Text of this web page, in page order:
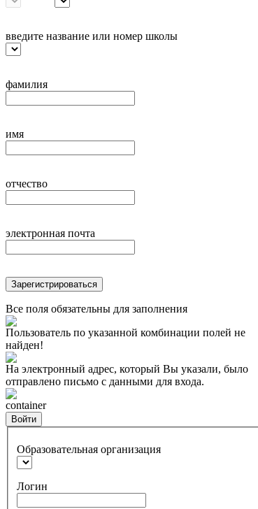
введите название или номер школы
фамилия
имя
отчество
электронная почта
Зарегистрироваться
Все поля обязательны для заполнения
Пользователь по указанной комбинации полей не
найден!
На электронный адрес, который Вы указали, было
отправлено письмо с данными для входа.
container
Войти
Образовательная организация
Логин